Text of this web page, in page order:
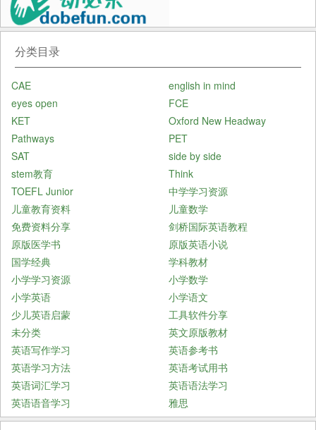
分类目录
CAE
english in mind
eyes open
FCE
KET
Oxford New Headway
Pathways
PET
SAT
side by side
stem教育
Think
TOEFL Junior
中学学习资源
儿童教育资料
儿童数学
免费资料分享
剑桥国际英语教程
原版医学书
原版英语小说
国学经典
学科教材
小学学习资源
小学数学
小学英语
小学语文
少儿英语启蒙
工具软件分享
未分类
英文原版教材
英语写作学习
英语参考书
英语学习方法
英语考试用书
英语词汇学习
英语语法学习
英语语音学习
雅思